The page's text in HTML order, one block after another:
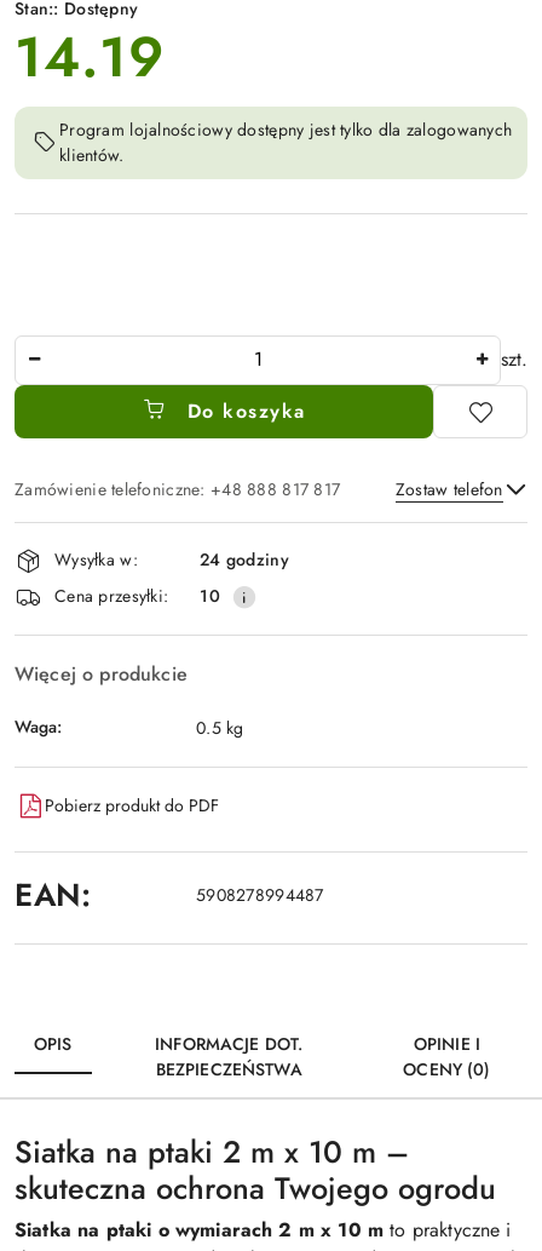
Stan:: Dostępny
cena:
14.19
Program lojalnościowy dostępny jest tylko dla zalogowanych
klientów.
szt.
Do koszyka
Zamówienie telefoniczne: +48 888 817 817 Zostaw telefon
Wyślij
Dostępność
i
dostawa
Wysyłka w:
24 godziny
Cena przesyłki:
10
Więcej o produkcie
Waga: 0.5 kg
Pobierz produkt do PDF
EAN: 5908278994487
OPIS
INFORMACJE DOT.
BEZPIECZEŃSTWA
OPINIE I
OCENY (0)
Siatka na ptaki 2 m x 10 m –
skuteczna ochrona Twojego ogrodu
Siatka na ptaki o wymiarach 2 m x 10 m to praktyczne i